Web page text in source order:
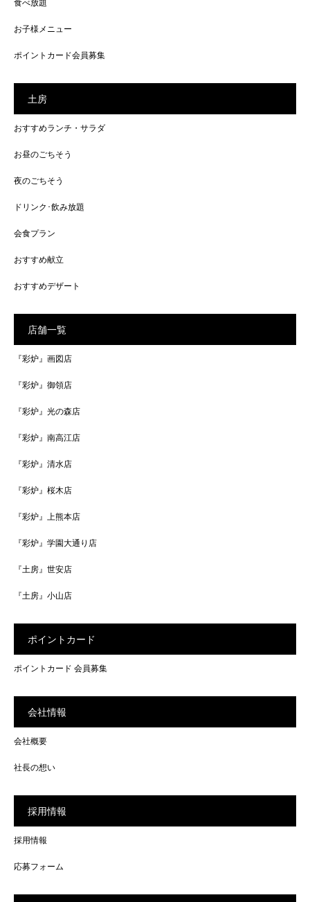
お子様メニュー
ポイントカード会員募集
土房
おすすめランチ・サラダ
お昼のごちそう
夜のごちそう
ドリンク･飲み放題
会食プラン
おすすめ献立
おすすめデザート
店舗一覧
『彩炉』画図店
『彩炉』御領店
『彩炉』光の森店
『彩炉』南高江店
『彩炉』清水店
『彩炉』桜木店
『彩炉』上熊本店
『彩炉』学園大通り店
『土房』世安店
『土房』小山店
ポイントカード
ポイントカード 会員募集
会社情報
会社概要
社長の想い
採用情報
採用情報
応募フォーム